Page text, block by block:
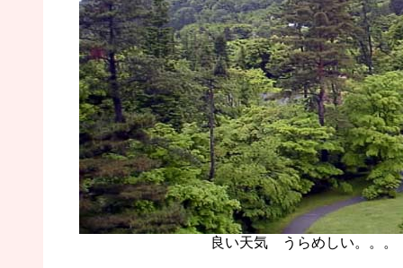
良い天気 うらめしい。。。